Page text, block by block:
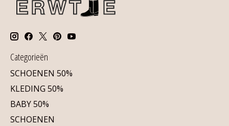
Categorieën
SCHOENEN 50%
KLEDING 50%
BABY 50%
SCHOENEN